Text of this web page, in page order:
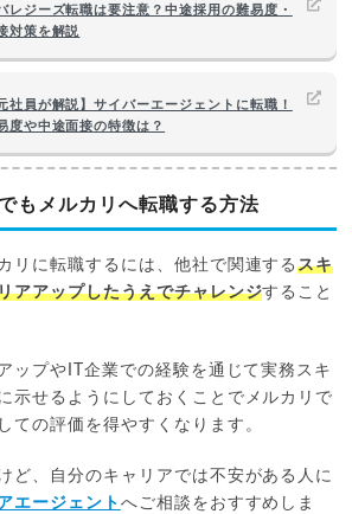
レジーズ転職は要注意？中途採用の難易度・
対策を解説
社員が解説】サイバーエージェントに転職！
度や中途面接の特徴は？
もメルカリへ転職する方法
リに転職するには、他社で関連するスキ
アアップしたうえでチャレンジすること
ップやIT企業での経験を通じて実務スキ
示せるようにしておくことでメルカリで
ての評価を得やすくなります。
ど、自分のキャリアでは不安がある人に
エージェント へご相談をおすすめしま